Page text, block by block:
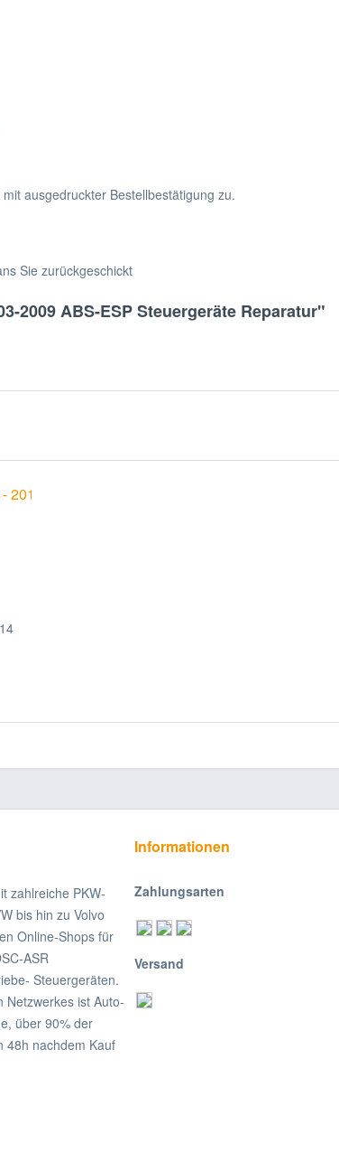
ausgedruckter Bestellbestätigung zu.
Sie zurückgeschickt
2009 ABS-ESP Steuergeräte Reparatur"
zahlreiche PKW-
bis hin zu Volvo
Online-Shops für
ASR
Steuergeräten.
Netzwerkes ist Auto-
über 90% der
48h nachdem Kauf
Informationen
Zahlungsarten
Versand